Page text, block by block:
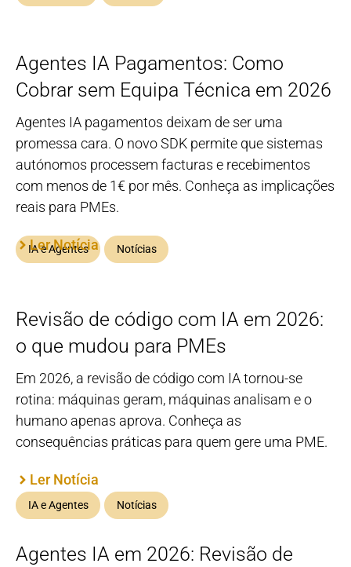
IA e Agentes Notícias
Agentes IA Pagamentos: Como
Cobrar sem Equipa Técnica em 2026
Agentes IA pagamentos deixam de ser uma
promessa cara. O novo SDK permite que sistemas
autónomos processem facturas e recebimentos
com menos de 1€ por mês. Conheça as implicações
reais para PMEs.
Ler Notícia
IA e Agentes Notícias
Revisão de código com IA em 2026:
o que mudou para PMEs
Em 2026, a revisão de código com IA tornou-se
rotina: máquinas geram, máquinas analisam e o
humano apenas aprova. Conheça as
consequências práticas para quem gere uma PME.
Ler Notícia
Agentes IA em 2026: Revisão de